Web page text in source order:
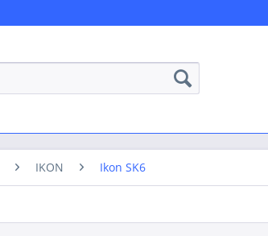
IKON Ikon SK6